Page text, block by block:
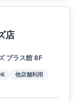
店
プラス館 8F
他店舗利用